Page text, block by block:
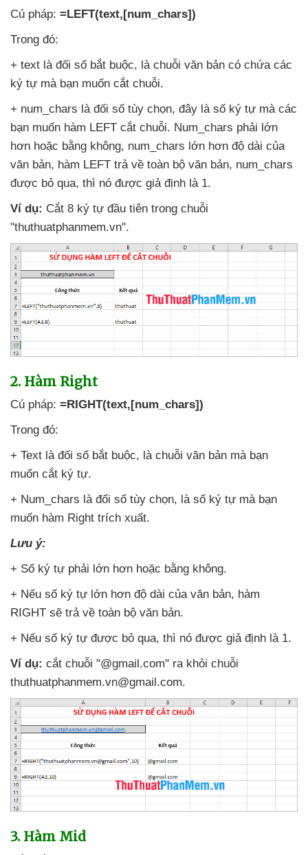
Cú pháp: =LEFT(text,[num_chars])
Trong đó:
+ text là đối số bắt buộc, là chuỗi văn bản có chứa các
ký tự mà bạn muốn cắt chuỗi.
+ num_chars là đối số tùy chọn, đây là số ký tự mà các
bạn muốn hàm LEFT cắt chuỗi. Num_chars phải lớn
hơn hoặc bằng không, num_chars lớn hơn độ dài của
văn bản, hàm LEFT trả về toàn bộ văn bản, num_chars
được bỏ qua, thì nó được giả định là 1.
Ví dụ: Cắt 8 ký tự đầu tiên trong chuỗi
"thuthuatphanmem.vn".
2. Hàm Right
Cú pháp: =RIGHT(text,[num_chars])
Trong đó:
+ Text là đối số bắt buộc, là chuỗi văn bản mà bạn
muốn cắt ký tự.
+ Num_chars là đối số tùy chọn, là số ký tự mà bạn
muốn hàm Right trích xuất.
Lưu ý:
+ Số ký tự phải lớn hơn hoặc bằng không.
+ Nếu số ký tự lớn hơn độ dài của văn bản, hàm
RIGHT sẽ trả về toàn bộ văn bản.
+ Nếu số ký tự được bỏ qua, thì nó được giả định là 1.
Ví dụ: cắt chuỗi "@gmail.com" ra khỏi chuỗi
thuthuatphanmem.vn@gmail.com.
3. Hàm Mid